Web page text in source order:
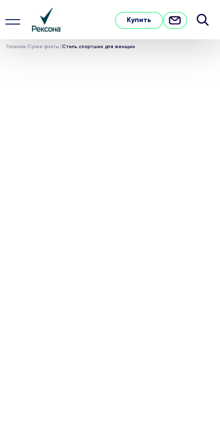
Купить
Главная /Сухие факты /Стиль спортшик для женщин